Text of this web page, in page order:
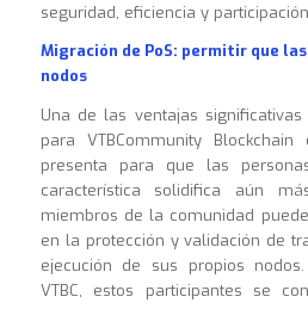
seguridad, eficiencia y
Migración de PoS: permitir que
nodos
Una de las ventajas
para VTBCommunity
presenta para que las
característica solidifica aún
miembros de la comunidad
en la protección y validación de
ejecución de sus propios
VTBC, estos participantes se